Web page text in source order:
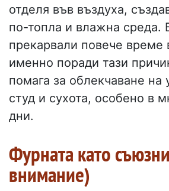
отделя във въздуха,
по-топла и влажна среда.
прекарвали повече време
именно поради тази
помага за облекчаване на
студ и сухота, особено в
дни.
Фурната като
внимание)